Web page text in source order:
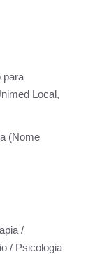
para
Local,
(Nome
/
/ Psicologia